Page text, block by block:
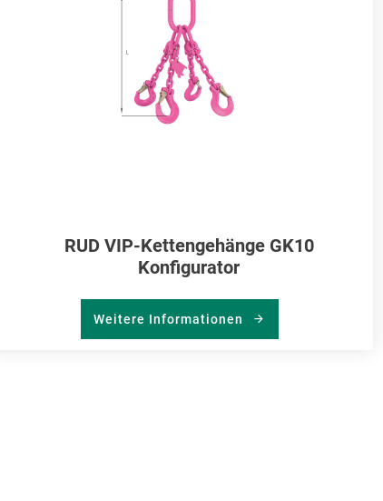
RUD VIP-Kettengehänge GK10
Konfigurator
Weitere Informationen